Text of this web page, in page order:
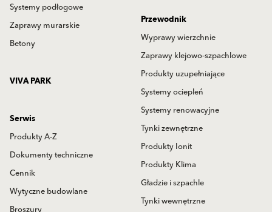
Systemy podłogowe
Zaprawy murarskie
Betony
Przewodnik
Wyprawy wierzchnie
Zaprawy klejowo-szpachlowe
Produkty uzupełniające
Systemy ociepleń
Systemy renowacyjne
Tynki zewnętrzne
Produkty Ionit
Produkty Klima
Gładzie i szpachle
Tynki wewnętrzne
VIVA PARK
Serwis
Produkty A-Z
Dokumenty techniczne
Cennik
Wytyczne budowlane